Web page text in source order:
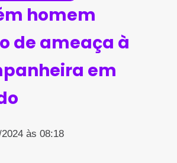
homem
de ameaça à
em
às 08:18